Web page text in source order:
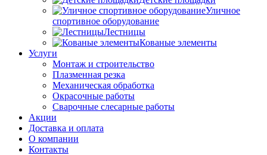
Уличное
спортивное оборудование
Лестницы
Кованые элементы
Услуги
Монтаж и строительство
Плазменная резка
Механическая обработка
Окрасочные работы
Сварочные слесарные работы
Акции
Доставка и оплата
О компании
Контакты